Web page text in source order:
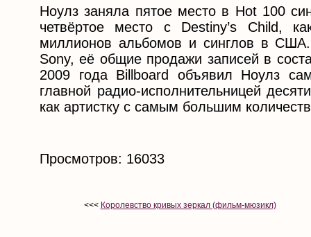
Ноулз заняла пятое место в Hot 100
четвёртое место с Destiny’s Child,
миллионов альбомов и синглов в
Sony, её общие продажи записей в
2009 года Billboard объявил Ноулз
главной радио-исполнительницей
как артистку с самым большим
Просмотров: 16033
<<< Королевство кривых зеркал (фильм-мюзикл)